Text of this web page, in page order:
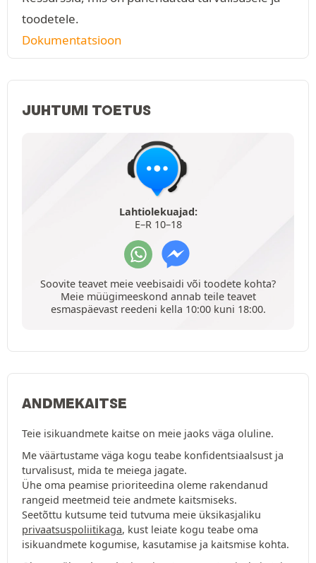
toodetele.
Dokumentatsioon
JUHTUMI TOETUS
Lahtiolekuajad:
E–R 10–18
Soovite teavet meie veebisaidi või toodete kohta?
Meie müügimeeskond annab teile teavet
esmaspäevast reedeni kella 10:00 kuni 18:00.
ANDMEKAITSE
Teie isikuandmete kaitse on meie jaoks väga oluline.
Me väärtustame väga kogu teabe konfidentsiaalsust ja
turvalisust, mida te meiega jagate.
Ühe oma peamise prioriteedina oleme rakendanud
rangeid meetmeid teie andmete kaitsmiseks.
Seetõttu kutsume teid tutvuma meie üksikasjaliku
privaatsuspoliitikaga, kust leiate kogu teabe oma
isikuandmete kogumise, kasutamise ja kaitsmise kohta.